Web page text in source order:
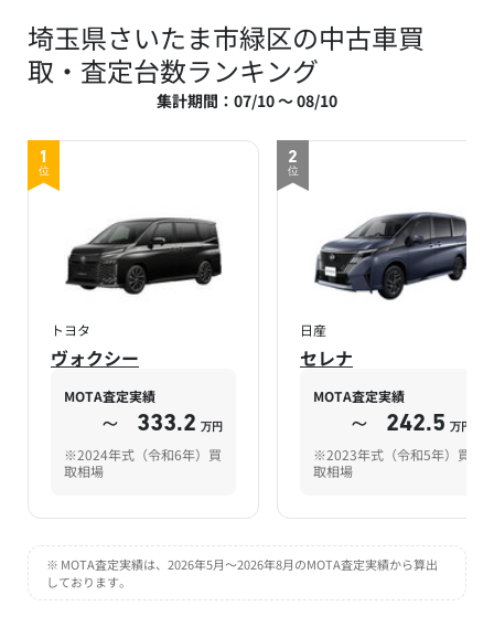
埼玉県さいたま市緑区の中古車買
取・査定台数ランキング
集計期間：07/10 ～ 08/10
1
位
トヨタ
ヴォクシー
MOTA査定実績
～ 333.2 万円
※2024年式（令和6年）買
取相場
2
位
日産
セレナ
MOTA査定実績
～ 242.5 万円
※2023年式（令和5年）買
取相場
※ MOTA査定実績は、2026年5月～2026年8月のMOTA査定実績から算出
しております。